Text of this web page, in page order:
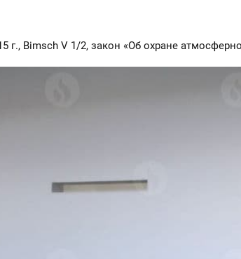
г., Bimsch V 1/2, закон «Об охране